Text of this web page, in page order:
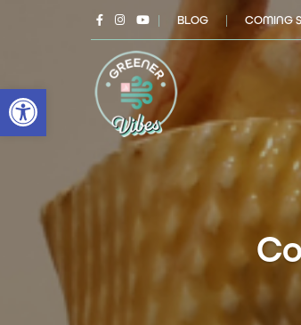
Open toolbar
BLOG COMING